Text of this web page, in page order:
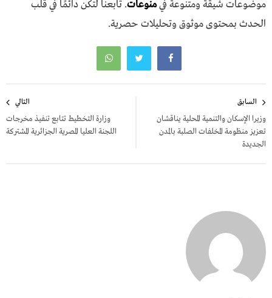
موضوعات شيقة ومتنوعة فيمنوعات. تابعنا لتكن دائمًا في قلب
الحدث بمحتوى موثوق وتحليلات حصرية.
المقالات
السابق
وزيرا الإسكان والتنمية المحلية يناقشان
تعزيز منظومة المخلفات الصلبة بالمدن
الجديدة
التالي
وزارة التخطيط تتابع تنفيذ مخرجات
اللجنة العليا المصرية الجزائرية المشتركة